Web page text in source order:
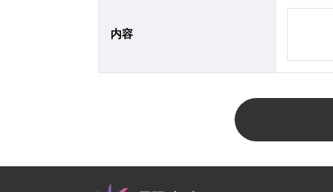
内容